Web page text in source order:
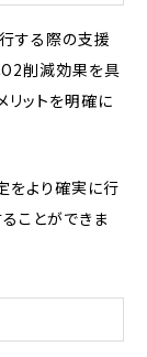
する際の支援
削減効果を具
リットを明確に
をより確実に行
ことができま